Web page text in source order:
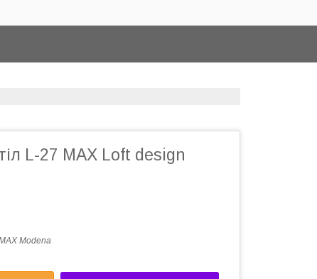
L-27 MAX Loft design
Modena